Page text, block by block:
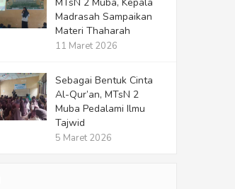
Madrasah Sampaikan
Materi Thaharah
11 Maret 2026
Sebagai Bentuk Cinta
Al-Qur’an, MTsN 2
Muba Pedalami Ilmu
Tajwid
5 Maret 2026